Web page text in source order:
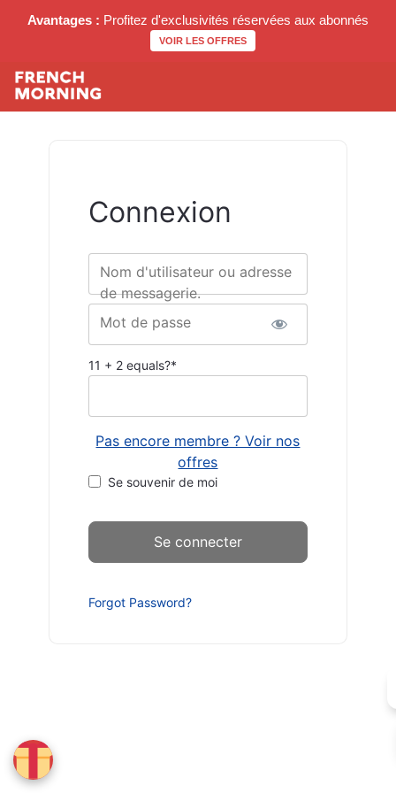
Avantages : Profitez d'exclusivités réservées aux abonnés
VOIR LES OFFRES
Connexion
Nom d'utilisateur ou adresse
de messagerie.
Mot de passe
11 + 2 equals?*
Pas encore membre ? Voir nos
offres
Se souvenir de moi
Forgot Password?